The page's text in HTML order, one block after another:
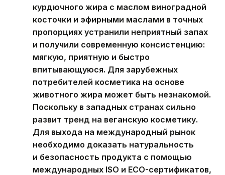
курдючного жира с маслом виноградной
косточки и эфирными маслами в точных
пропорциях устранили неприятный запах
и получили современную консистенцию:
мягкую, приятную и быстро
впитывающуюся. Для зарубежных
потребителей косметика на основе
животного жира может быть незнакомой.
Поскольку в западных странах сильно
развит тренд на веганскую косметику.
Для выхода на международный рынок
необходимо доказать натуральность
и безопасность продукта с помощью
международных ISO и ECO-сертификатов,